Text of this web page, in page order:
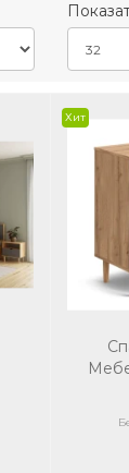
Хит